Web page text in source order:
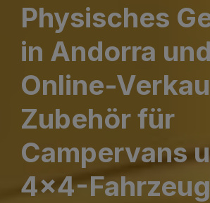
Physisches
in Andorra und
Online-
Zubehör für
Campervans
4x4-